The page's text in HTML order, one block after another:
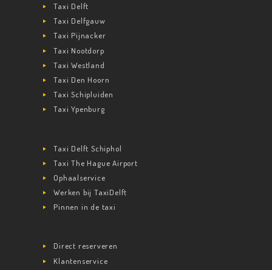
Taxi Delft
Taxi Delfgauw
Taxi Pijnacker
Taxi Nootdorp
Taxi Westland
Taxi Den Hoorn
Taxi Schipluiden
Taxi Ypenburg
Taxi Delft Schiphol
Taxi The Hague Airport
Ophaalservice
Werken bij TaxiDelft
Pinnen in de taxi
Direct reserveren
Klantenservice